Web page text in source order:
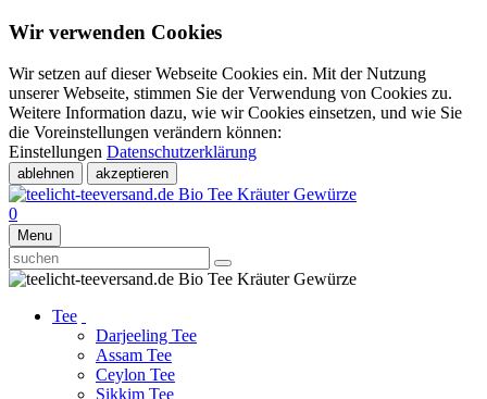
Wir verwenden Cookies
Wir setzen auf dieser Webseite Cookies ein. Mit der Nutzung
unserer Webseite, stimmen Sie der Verwendung von Cookies zu.
Weitere Information dazu, wie wir Cookies einsetzen, und wie Sie
die Voreinstellungen verändern können:
Einstellungen Datenschutzerklärung
ablehnen akzeptieren
0
Menu
Tee
Darjeeling Tee
Assam Tee
Ceylon Tee
Sikkim Tee